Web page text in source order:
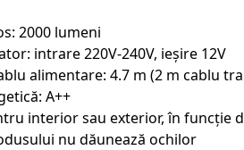
2000 lumeni
intrare 220V-240V, ieșire 12V
alimentare: 4.7 m (2 m cablu
A++
interior sau exterior, în funcție
nu dăunează ochilor